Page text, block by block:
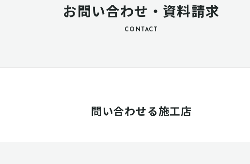
お問い合わせ・資料請求
CONTACT
問い合わせる施工店